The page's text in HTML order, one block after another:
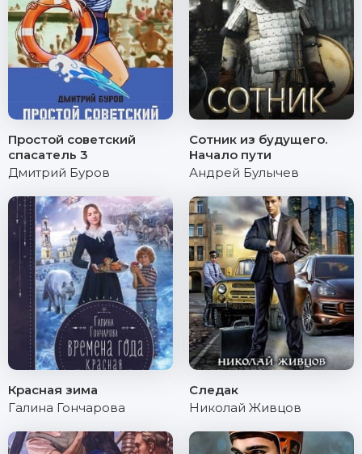
Простой советский
спасатель 3
Дмитрий Буров
Сотник из будущего.
Начало пути
Андрей Булычев
Красная зима
Галина Гончарова
Следак
Николай Живцов